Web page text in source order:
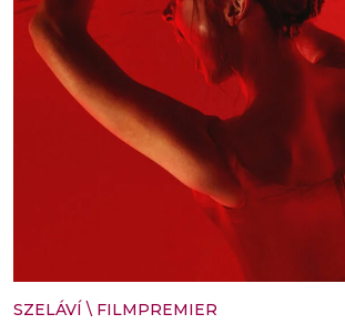
SZELÁVÍ \ FILMPREMIER